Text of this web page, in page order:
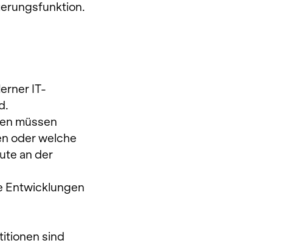
IT-
müssen
oder welche
an der
Entwicklungen
sind